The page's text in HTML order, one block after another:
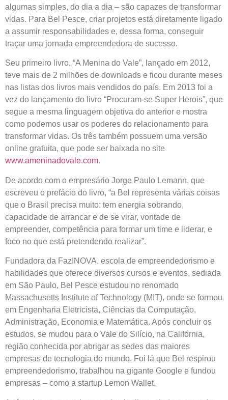
algumas simples, do dia a dia – são capazes de transformar
vidas. Para Bel Pesce, criar projetos está diretamente ligado
a assumir responsabilidades e, dessa forma, conseguir
traçar uma jornada empreendedora de sucesso.
Seu primeiro livro, “A Menina do Vale”, lançado em 2012,
teve mais de 2 milhões de downloads e ficou durante meses
nas listas dos livros mais vendidos do país. Em 2013 foi a
vez do lançamento do livro “Procuram-se Super Herois”, que
segue a mesma linguagem objetiva do anterior e mostra
como podemos usar os poderes do relacionamento para
transformar vidas. Os três também possuem uma versão
online gratuita, que pode ser baixada no site
www.ameninadovale.com.
De acordo com o empresário Jorge Paulo Lemann, que
escreveu o prefácio do livro, “a Bel representa várias coisas
que o Brasil precisa muito: tem energia sobrando,
capacidade de arrancar e de se virar, vontade de
empreender, competência para formar um time e liderar, e
foco no que está pretendendo realizar”.
Fundadora da FazINOVA, escola de empreendedorismo e
habilidades que oferece diversos cursos e eventos, sediada
em São Paulo, Bel Pesce estudou no renomado
Massachusetts Institute of Technology (MIT), onde se formou
em Engenharia Eletricista, Ciências da Computação,
Administração, Economia e Matemática. Após concluir os
estudos, se mudou para o Vale do Silício, na Califórnia,
região conhecida por abrigar as sedes das maiores
empresas de tecnologia do mundo. Foi lá que Bel respirou
empreendedorismo, trabalhou na gigante Google e fundou
empresas – como a startup Lemon Wallet.